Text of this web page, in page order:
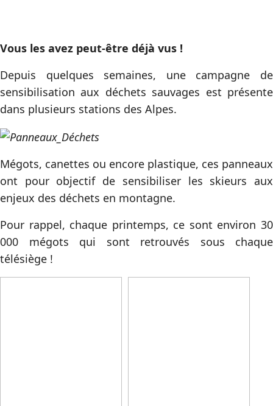
Vous les avez peut-être déjà vus !
Depuis quelques semaines, une campagne de
sensibilisation aux déchets sauvages est présente
dans plusieurs stations des Alpes.
Mégots, canettes ou encore plastique, ces panneaux
ont pour objectif de sensibiliser les skieurs aux
enjeux des déchets en montagne.
Pour rappel, chaque printemps, ce sont environ 30
000 mégots qui sont retrouvés sous chaque
télésiège !